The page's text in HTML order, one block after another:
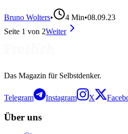
Bruno Wolters• 4 Min•08.09.23
Seite 1 von 2Weiter
Das Magazin für Selbstdenker.
Telegram Instagram X
Über uns